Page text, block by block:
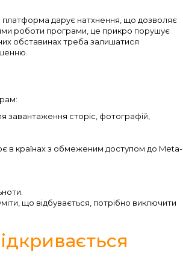
дарує натхнення, що дозволяє
роботи програми, це прикро порушує
обставинах треба залишатися
завантаження сторіс, фотографій,
в країнах з обмеженим доступом до Meta-
що відбувається, потрібно виключити